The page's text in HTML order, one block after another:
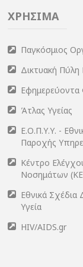
ΧΡΗΣΙΜΑ
Παγκόσμιος
Δικτυακή Πύλη
Εφημερεύοντα
Άτλας Υγείας
Ε.Ο.Π.Υ.Υ. -
Παροχής
Κέντρο
Νοσημάτων
Εθνικά Σχέδια
Υγεία
HIV/AIDS.gr